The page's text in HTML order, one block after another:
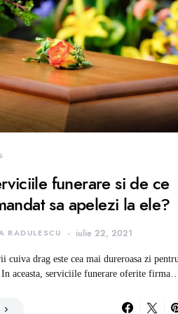
funerare si de ce
sa apelezi la ele?
RADULESCU iulie 22, 2021
cuiva drag este cea mai dureroasa zi
aceasta, serviciile funerare oferite